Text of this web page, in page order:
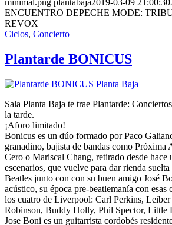
minimal.png plantabaja2019-03-09 21:00:30
ENCUENTRO DEPECHE MODE:
REVOX
Ciclos, Concierto
Plantarde BONICUS
Sala Planta Baja te trae Plantarde:
la tarde.
¡Aforo limitado!
Bonicus es un dúo formado por Paco
granadino, bajista de bandas como Próxima
Cero o Mariscal Chang, retirado desde hace
escenarios, que vuelve para dar rienda
Beatles junto con con su buen amigo José
acústico, su época pre-beatlemanía con esas
los cuatro de Liverpool: Carl Perkins,
Robinson, Buddy Holly, Phil Spector, Little
Jose Boni es un guitarrista cordobés